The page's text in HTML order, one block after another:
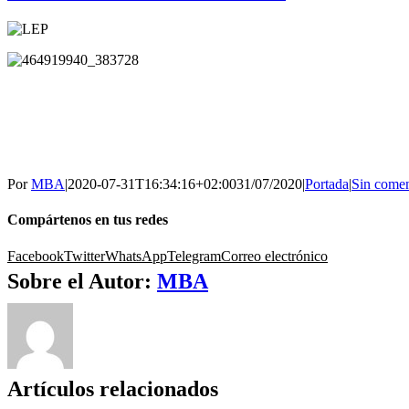
PorMBA|2020-07-31T16:34:16+02:0031/07/2020|Portada|Sin
Compártenos en tus redes
FacebookTwitterWhatsAppTelegramCorreo electrónico
Sobre el Autor: MBA
Artículos relacionados